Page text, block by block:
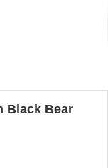
Black Bear